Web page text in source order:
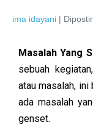
ima idayani |
Masalah Yang
sebuah
atau masalah, ini
ada masalah
genset.